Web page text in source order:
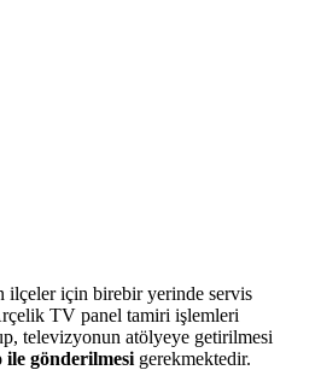
ilçeler için birebir yerinde servis
TV panel tamiri işlemleri
televizyonun atölyeye getirilmesi
gönderilmesi gerekmektedir.